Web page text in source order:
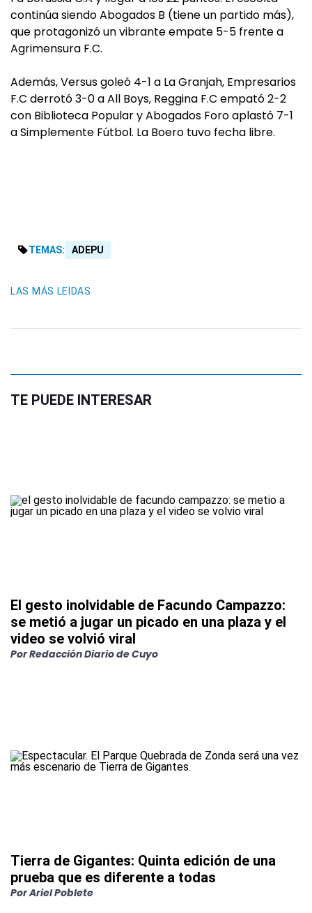
continúa siendo Abogados B (tiene un partido más),
que protagonizó un vibrante empate 5-5 frente a
Agrimensura F.C.
Además, Versus goleó 4-1 a La Granjah, Empresarios
F.C derrotó 3-0 a All Boys, Reggina F.C empató 2-2
con Biblioteca Popular y Abogados Foro aplastó 7-1
a Simplemente Fútbol. La Boero tuvo fecha libre.
TEMAS: ADEPU
LAS MÁS LEIDAS
TE PUEDE INTERESAR
El gesto inolvidable de Facundo Campazzo:
se metió a jugar un picado en una plaza y el
video se volvió viral
PorRedacción Diario de Cuyo
Tierra de Gigantes: Quinta edición de una
prueba que es diferente a todas
PorAriel Poblete